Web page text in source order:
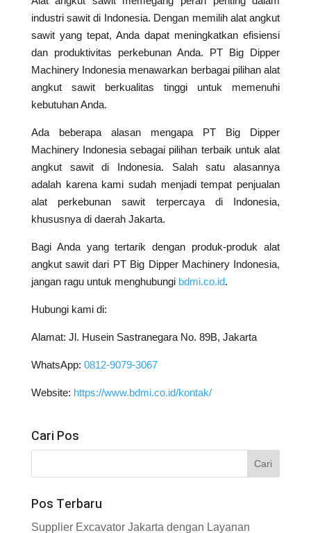
industri sawit di Indonesia. Dengan memilih alat angkut
sawit yang tepat, Anda dapat meningkatkan efisiensi
dan produktivitas perkebunan Anda. PT Big Dipper
Machinery Indonesia menawarkan berbagai pilihan alat
angkut sawit berkualitas tinggi untuk memenuhi
kebutuhan Anda.
Ada beberapa alasan mengapa PT Big Dipper
Machinery Indonesia sebagai pilihan terbaik untuk alat
angkut sawit di Indonesia. Salah satu alasannya
adalah karena kami sudah menjadi tempat penjualan
alat perkebunan sawit terpercaya di Indonesia,
khususnya di daerah Jakarta.
Bagi Anda yang tertarik dengan produk-produk alat
angkut sawit dari PT Big Dipper Machinery Indonesia,
jangan ragu untuk menghubungi bdmi.co.id.
Hubungi kami di:
Alamat: Jl. Husein Sastranegara No. 89B, Jakarta
WhatsApp: 0812-9079-3067
Website: https://www.bdmi.co.id/kontak/
Cari Pos
Pos Terbaru
Supplier Excavator Jakarta dengan Layanan